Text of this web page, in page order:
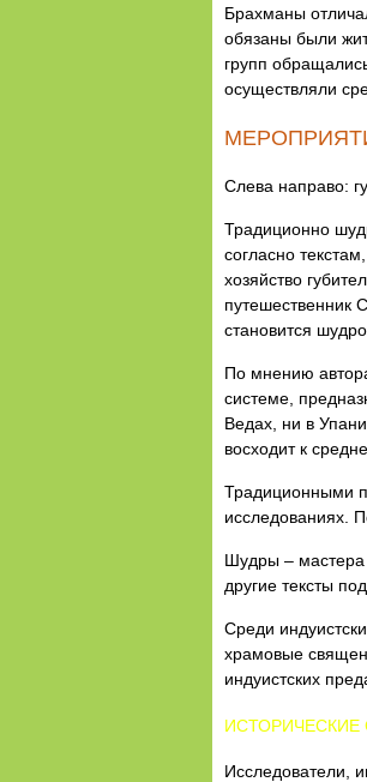
Брахманы
обязаны были
групп
осуществляли
Слева направо:
Традиционно
согласно
хозяйство
путешественник
становится
По мнению
системе,
Ведах, ни в
восходит к
Традиционными
исследованиях.
Шудры – мастера
другие тексты
Среди
храмовые
индуистских
ИСТОРИЧЕСКИЕ
Исследователи,